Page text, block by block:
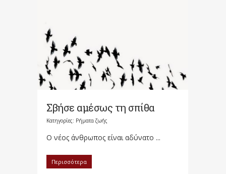
Σβήσε αμέσως τη σπίθα
Κατηγορίες: Ρήματα ζωής
Ο νέος άνθρωπος είναι αδύνατο ...
Περισσότερα